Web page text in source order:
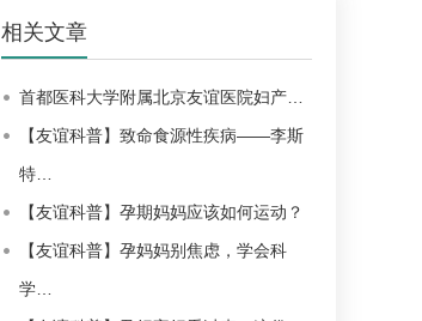
相关文章
首都医科大学附属北京友谊医院妇产…
【友谊科普】致命食源性疾病——李斯
特…
【友谊科普】孕期妈妈应该如何运动？
【友谊科普】孕妈妈别焦虑，学会科
学…